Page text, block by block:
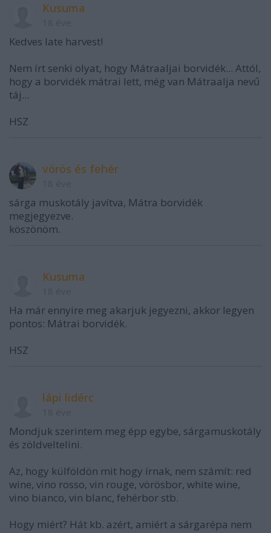
Kusuma
Kedves late harvest!
Nem írt senki olyat, hogy Mátraaljai borvidék... Attól,
hogy a borvidék mátrai lett, még van Mátraalja nevű
táj...
HSZ
vörös és fehér
sárga muskotály javítva, Mátra borvidék
megjegyezve.
köszönöm.
Kusuma
Ha már ennyire meg akarjuk jegyezni, akkor legyen
pontos: Mátrai borvidék.
HSZ
lápi lidérc
Mondjuk szerintem meg épp egybe, sárgamuskotály
és zöldveltelini.
Az, hogy külföldön mit hogy írnak, nem számít: red
wine, vino rosso, vin rouge, vörösbor, white wine,
vino bianco, vin blanc, fehérbor stb.
Hogy miért? Hát kb. azért, amiért a sárgarépa nem